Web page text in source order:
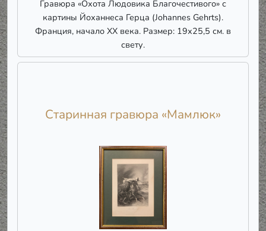
картины Йоханнеса Герца (Johannes Gehrts).
Франция, начало ХХ века. Размер: 19х25,5 см. в
свету.
Старинная гравюра «Мамлюк»